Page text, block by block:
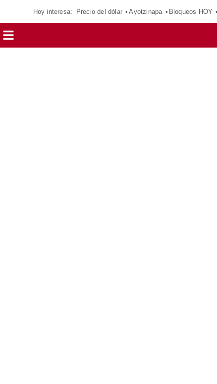
Hoy interesa: Precio del dólar Ayotzinapa Bloqueos HOY